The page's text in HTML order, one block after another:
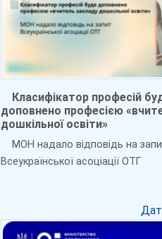
Класифікатор професій
доповнено професією
дошкільної освіти»
МОН надало відповідь на
Всеукраїнської асоціації ОТГ